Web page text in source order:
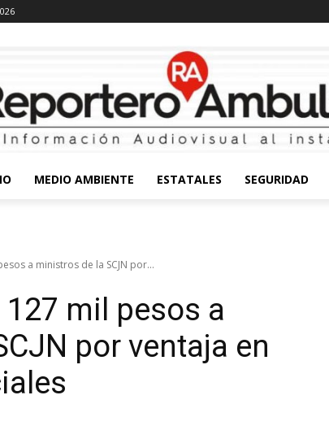
MEDIO AMBIENTE ESTATALES SEGURIDAD
a ministros de la SCJN por...
mil pesos a
por ventaja en